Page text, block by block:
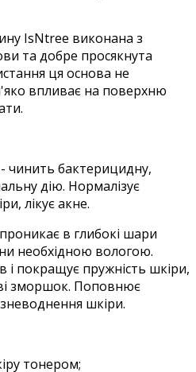
IsNtree виконана з
та добре просякнута
ця основа не
впливає на поверхню
- чинить бактерицидну,
дію. Нормалізує
лікує акне.
в глибокі шари
необхідною вологою.
покращує пружність шкіри,
зморшок. Поповнює
шкіри.
тонером;